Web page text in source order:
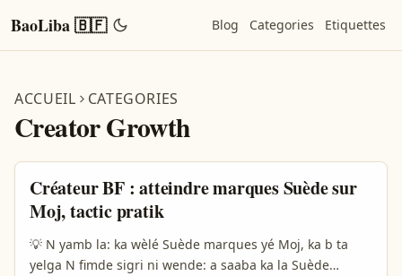
BaoLiba 🇧🇫 Blog Categories Etiquettes
ACCUEIL CATEGORIES
Creator Growth
Créateur BF : atteindre marques Suède sur
Moj, tactic pratik
💡 N yamb la: ka wèlé Suède marques yé Moj, ka b ta
yelga N fimde sigri ni wende: a saaba ka la Suède